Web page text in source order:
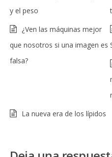
y el peso
¿Ven las máquinas mejor
que nosotros si una imagen es
falsa?
La nueva era de los lípidos